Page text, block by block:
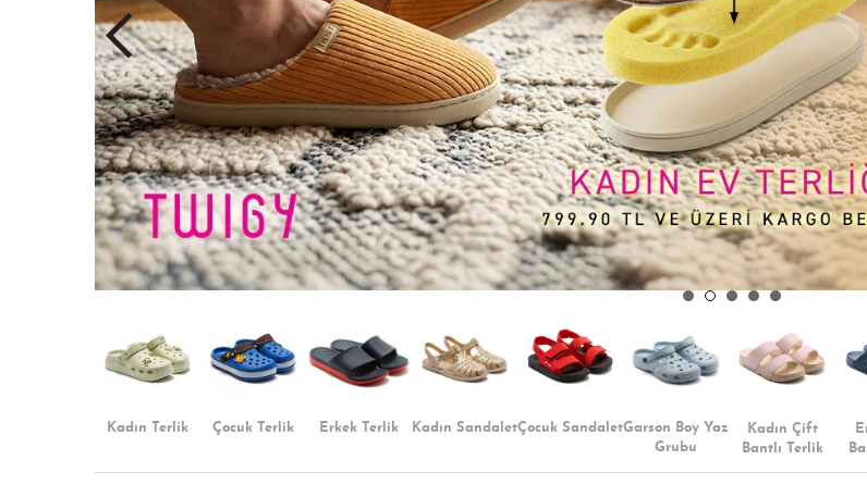
Kadın Terlik Çocuk Terlik Erkek Terlik Kadın SandaletÇocuk SandaletGarson Boy Yaz
Grubu
Kadın Çift
Bantlı Terlik